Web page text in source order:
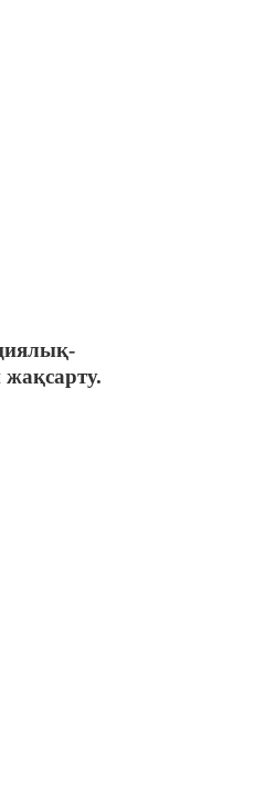
жақсарту.